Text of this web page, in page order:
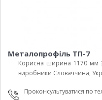
Металопрофіль ТП-7
Корисна ширина 1170 мм
виробники Cловаччина,
Проконсультуватися по